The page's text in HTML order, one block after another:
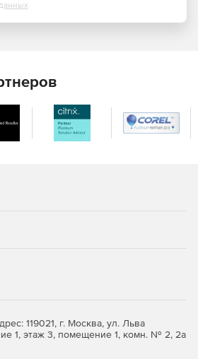
может развертывать защиту на
и для них средства
непрерывно обновляться, по ним
отчеты.
с поддержкой Drag-and-drop для
Norman Endpoint Protection может
анализа (DNA Matching).
защиту от новых и
119021, г. Москва, ул. Льва
1, этаж 3, помещение 1, комн. № 2, 2а